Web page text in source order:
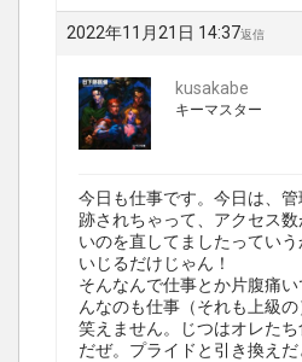
2022年11月21日 14:37返信
kusakabe
キーマスター
今日も仕事です。今日は、
跡されちゃって、アクセス
いのを直してましたってい
いじるだけじゃん！
そんなんで仕事とか片腹痛
んなのも仕事（それも上級
笑えません。じつはオレた
だぜ。プライドと引き換えだ